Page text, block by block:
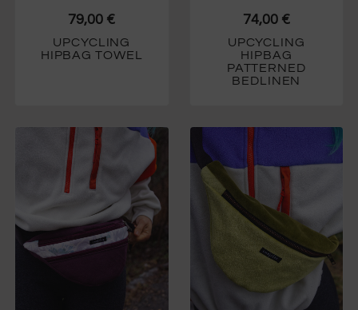
79,00 €
UPCYCLING
HIPBAG TOWEL
74,00 €
UPCYCLING
HIPBAG
PATTERNED
BEDLINEN